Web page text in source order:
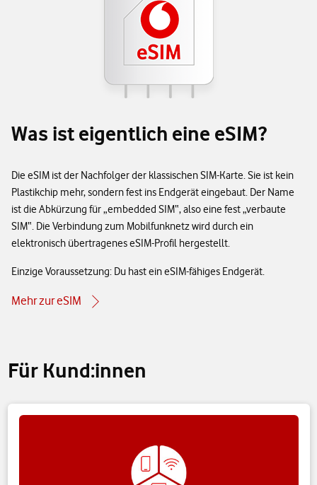
Was ist eigentlich eine eSIM?
Die eSIM ist der Nachfolger der klassischen SIM-Karte. Sie ist kein
Plastikchip mehr, sondern fest ins Endgerät eingebaut. Der Name
ist die Abkürzung für „embedded SIM“, also eine fest „verbaute
SIM“. Die Verbindung zum Mobilfunknetz wird durch ein
elektronisch übertragenes eSIM-Profil hergestellt.
Einzige Voraussetzung: Du hast ein eSIM-fähiges Endgerät.
Mehr zur eSIM
Für Kund:innen